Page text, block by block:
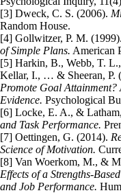
[3] Dweck, C. S. (2006).
Random House.
[4] Gollwitzer, P. M. (1999).
of Simple Plans. American
[5] Harkin, B., Webb, T.
Kellar, I., … & Sheeran, P.
Promote Goal
Evidence. Psychological
[6] Locke, E. A., &
and Task Performance.
[7] Oettingen, G. (2014).
Science of Motivation.
[8] Van Woerkom, M., &
Effects of a Strengths-
and Job Performance.